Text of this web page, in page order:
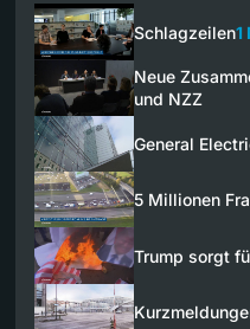
Schlagzeilen1
Neue
und NZZ
General
5 Millionen
Trump sorgt